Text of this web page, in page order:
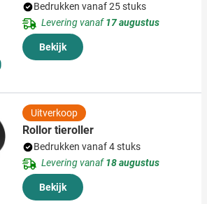
prijs
Bedrukken vanaf 25 stuks
Levering vanaf17 augustus
Bekijk
Uitverkoop
Rollor tieroller
Bedrukken vanaf 4 stuks
Levering vanaf18 augustus
Bekijk